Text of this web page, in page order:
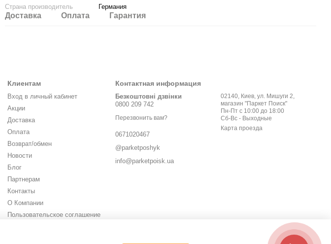
Страна производитель
Германия
Доставка Оплата Гарантия
Клиентам
Вход в личный кабинет
Акции
Доставка
Оплата
Возврат/обмен
Новости
Блог
Партнерам
Контакты
О Компании
Пользовательское соглашение
Контактная информация
Безкоштовні дзвінки
0800 209 742
Перезвонить вам?
0671020467
@parketposhyk
info@parketpoisk.ua
02140, Киев, ул. Мишуги 2,
магазин "Паркет Поиск"
Пн-Пт с 10:00 до 18:00
Сб-Вс - Выходные
Карта проезда